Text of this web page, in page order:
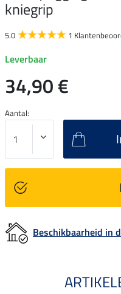
kniegrip
5.0 1
Leverbaar
34,90 €
Aantal:
Beschikbaarheid in